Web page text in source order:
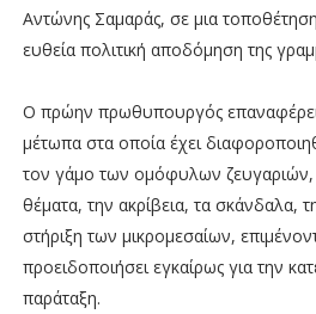
Αντώνης Σαμαράς, σε μια
ευθεία πολιτική αποδόμηση της
Ο πρώην πρωθυπουργός
μέτωπα στα οποία έχει
τον γάμο των ομόφυλων ζευγαριών,
θέματα, την ακρίβεια, τα σκάνδαλα,
στήριξη των μικρομεσαίων,
προειδοποιήσει εγκαίρως για την
παράταξη.